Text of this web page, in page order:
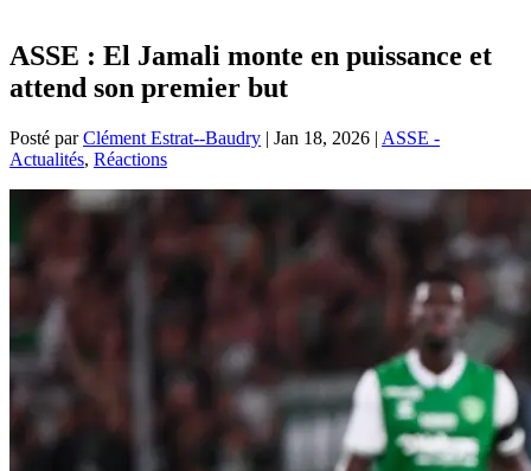
ASSE : El Jamali monte en puissance et
attend son premier but
Posté parClément Estrat--Baudry | Jan 18, 2026 | ASSE -
Actualités, Réactions